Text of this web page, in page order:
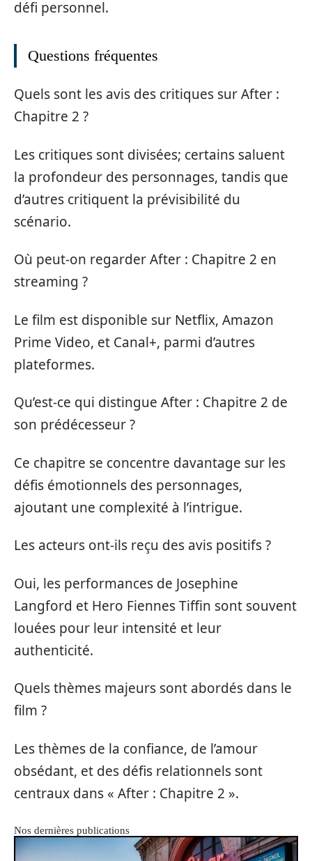
défi personnel.
Questions fréquentes
Quels sont les avis des critiques sur After :
Chapitre 2 ?
Les critiques sont divisées; certains saluent
la profondeur des personnages, tandis que
d’autres critiquent la prévisibilité du
scénario.
Où peut-on regarder After : Chapitre 2 en
streaming ?
Le film est disponible sur Netflix, Amazon
Prime Video, et Canal+, parmi d’autres
plateformes.
Qu’est-ce qui distingue After : Chapitre 2 de
son prédécesseur ?
Ce chapitre se concentre davantage sur les
défis émotionnels des personnages,
ajoutant une complexité à l’intrigue.
Les acteurs ont-ils reçu des avis positifs ?
Oui, les performances de Josephine
Langford et Hero Fiennes Tiffin sont souvent
louées pour leur intensité et leur
authenticité.
Quels thèmes majeurs sont abordés dans le
film ?
Les thèmes de la confiance, de l’amour
obsédant, et des défis relationnels sont
centraux dans « After : Chapitre 2 ».
Nos dernières publications